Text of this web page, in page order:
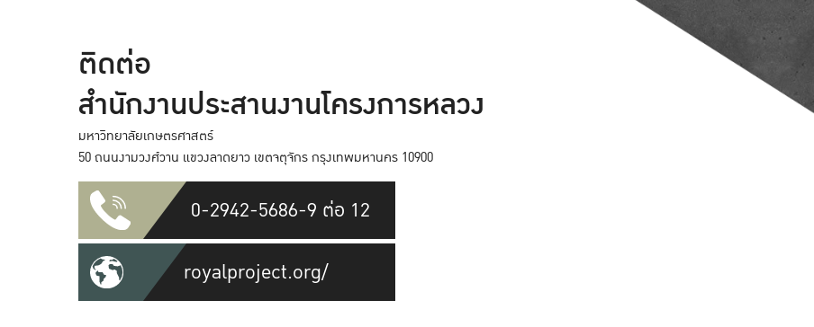
ติดต่อ
สำนักงานประสานงานโครงการหลวง
มหาวิทยาลัยเกษตรศาสตร์
50 ถนนงามวงศ์วาน แขวงลาดยาว เขตจตุจักร กรุงเทพมหานคร 10900
0-2942-5686-9 ต่อ 12
royalproject.org/